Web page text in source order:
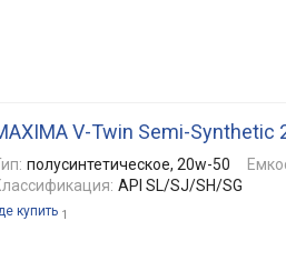
V-Twin Semi-Synthetic
полусинтетическое, 20w-50
API SL/SJ/SH/SG
купить 1